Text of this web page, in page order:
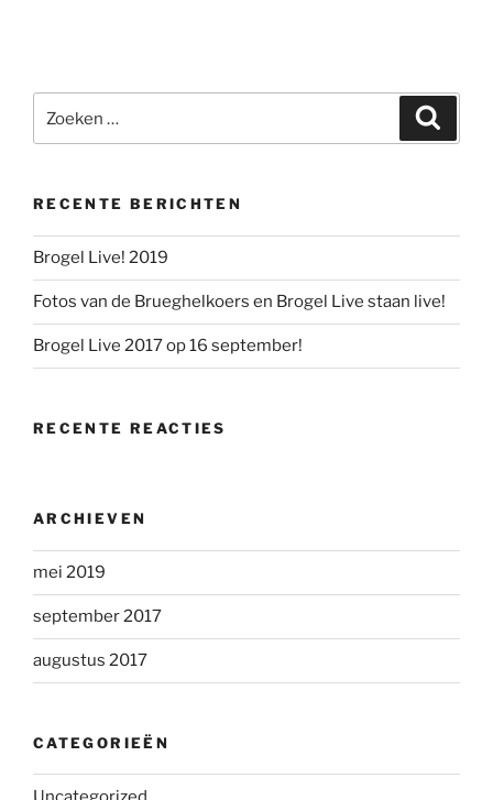
naar:
RECENTE BERICHTEN
Brogel Live! 2019
Fotos van de Brueghelkoers en Brogel Live staan live!
Brogel Live 2017 op 16 september!
RECENTE REACTIES
ARCHIEVEN
mei 2019
september 2017
augustus 2017
CATEGORIEËN